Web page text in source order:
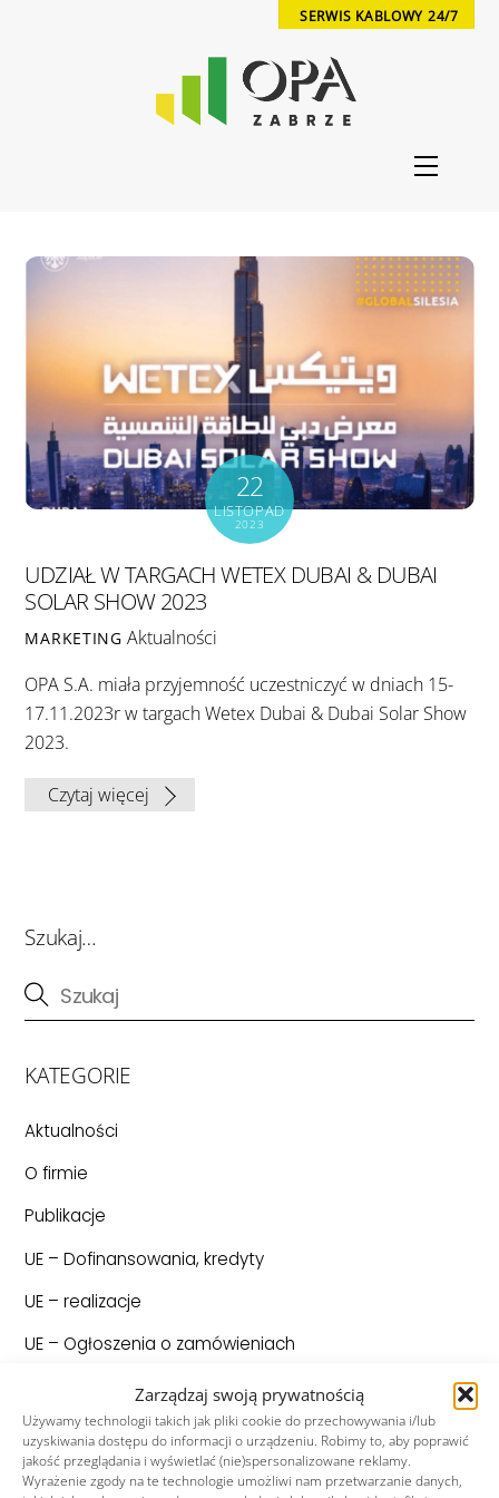
Zarządzaj swoją prywatnością
Używamy technologii takich jak pliki cookie do przechowywania i/lub
uzyskiwania dostępu do informacji o urządzeniu. Robimy to, aby poprawić
jakość przeglądania i wyświetlać (nie)spersonalizowane reklamy.
Wyrażenie zgody na te technologie umożliwi nam przetwarzanie danych,
SERWIS KABLOWY 24/7
Menu
22
LISTOPAD
2023
UDZIAŁ W TARGACH WETEX DUBAI & DUBAI
SOLAR SHOW 2023
MARKETING Aktualności
OPA S.A. miała przyjemność uczestniczyć w dniach 15-
17.11.2023r w targach Wetex Dubai & Dubai Solar Show
2023.
Czytaj więcej
Szukaj…
KATEGORIE
Aktualności
O firmie
Publikacje
UE – Dofinansowania, kredyty
UE – realizacje
UE – Ogłoszenia o zamówieniach
Unia Europejska
Ostatnio dodane